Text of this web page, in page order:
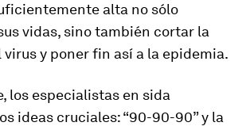
alta no sólo
vidas, sino también cortar la
y poner fin así a la epidemia.
los especialistas en sida
ideas cruciales: “90-90-90” y la